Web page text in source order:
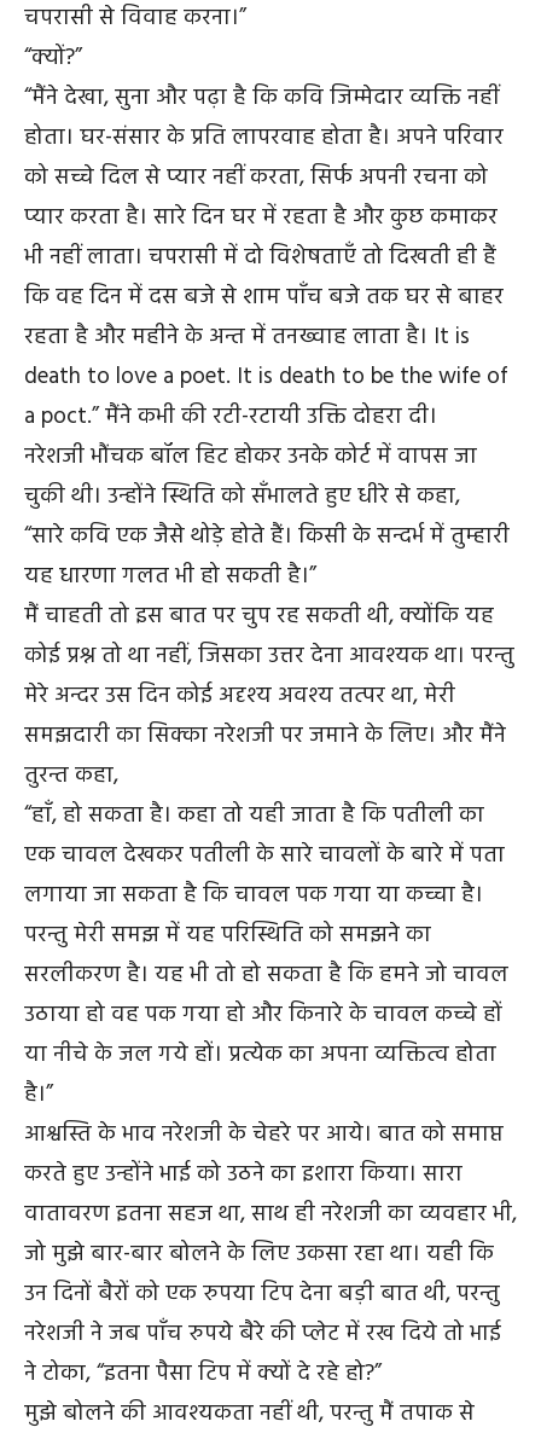
चपरासी से विवाह करना।”
“क्यों?”
“मैंने देखा, सुना और पढ़ा है कि कवि जिम्मेदार व्यक्ति नहीं
होता। घर-संसार के प्रति लापरवाह होता है। अपने परिवार
को सच्चे दिल से प्यार नहीं करता, सिर्फ अपनी रचना को
प्यार करता है। सारे दिन घर में रहता है और कुछ कमाकर
भी नहीं लाता। चपरासी में दो विशेषताएँ तो दिखती ही हैं
कि वह दिन में दस बजे से शाम पाँच बजे तक घर से बाहर
रहता है और महीने के अन्त में तनख्वाह लाता है। It is
death to love a poet. It is death to be the wife of
a poct.” मैंने कभी की रटी-रटायी उक्ति दोहरा दी।
नरेशजी भौंचक बॉल हिट होकर उनके कोर्ट में वापस जा
चुकी थी। उन्होंने स्थिति को सँभालते हुए धीरे से कहा,
“सारे कवि एक जैसे थोड़े होते हैं। किसी के सन्दर्भ में तुम्हारी
यह धारणा गलत भी हो सकती है।”
मैं चाहती तो इस बात पर चुप रह सकती थी, क्योंकि यह
कोई प्रश्न तो था नहीं, जिसका उत्तर देना आवश्यक था। परन्तु
मेरे अन्दर उस दिन कोई अदृश्य अवश्य तत्पर था, मेरी
समझदारी का सिक्का नरेशजी पर जमाने के लिए। और मैंने
तुरन्त कहा,
“हाँ, हो सकता है। कहा तो यही जाता है कि पतीली का
एक चावल देखकर पतीली के सारे चावलों के बारे में पता
लगाया जा सकता है कि चावल पक गया या कच्चा है।
परन्तु मेरी समझ में यह परिस्थिति को समझने का
सरलीकरण है। यह भी तो हो सकता है कि हमने जो चावल
उठाया हो वह पक गया हो और किनारे के चावल कच्चे हों
या नीचे के जल गये हों। प्रत्येक का अपना व्यक्तित्व होता
है।”
आश्वस्ति के भाव नरेशजी के चेहरे पर आये। बात को समाप्त
करते हुए उन्होंने भाई को उठने का इशारा किया। सारा
वातावरण इतना सहज था, साथ ही नरेशजी का व्यवहार भी,
जो मुझे बार-बार बोलने के लिए उकसा रहा था। यही कि
उन दिनों बैरों को एक रुपया टिप देना बड़ी बात थी, परन्तु
नरेशजी ने जब पाँच रुपये बैरे की प्लेट में रख दिये तो भाई
ने टोका, “इतना पैसा टिप में क्यों दे रहे हो?”
मुझे बोलने की आवश्यकता नहीं थी, परन्तु मैं तपाक से